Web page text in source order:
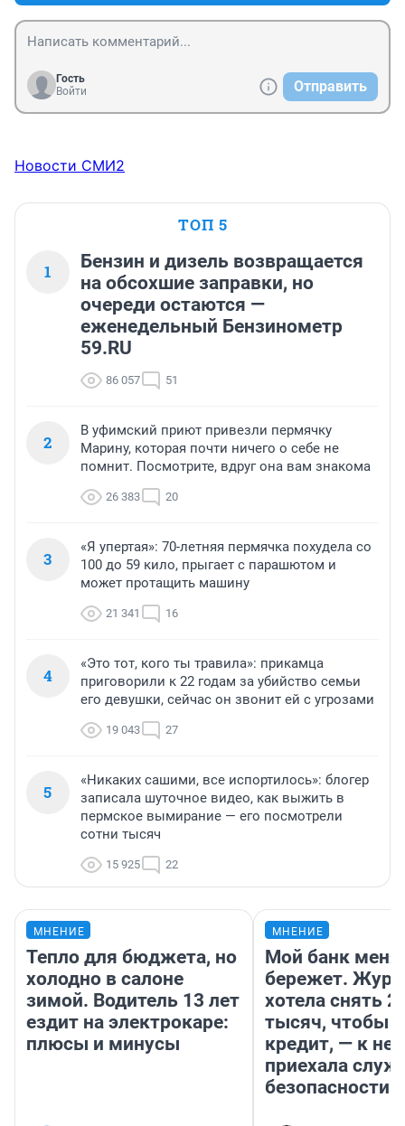
Гость
Войти
Отправить
Новости СМИ2
ТОП 5
1
Бензин и дизель возвращается
на обсохшие заправки, но
очереди остаются —
еженедельный Бензинометр
59.RU
86 057 51
2
В уфимский приют привезли пермячку
Марину, которая почти ничего о себе не
помнит. Посмотрите, вдруг она вам знакома
26 383 20
3
«Я упертая»: 70-летняя пермячка похудела со
100 до 59 кило, прыгает с парашютом и
может протащить машину
21 341 16
4
«Это тот, кого ты травила»: прикамца
приговорили к 22 годам за убийство семьи
его девушки, сейчас он звонит ей с угрозами
19 043 27
5
«Никаких сашими, все испортилось»: блогер
записала шуточное видео, как выжить в
пермское вымирание — его посмотрели
сотни тысяч
15 925 22
МНЕНИЕ
Тепло для бюджета, но
холодно в салоне
зимой. Водитель 13 лет
ездит на электрокаре:
плюсы и минусы
МНЕНИЕ
Мой банк меня
бережет.
хотела снять
тысяч, чтобы
кредит, — к
приехала
безопасности